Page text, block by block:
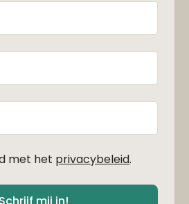
met het privacybeleid.